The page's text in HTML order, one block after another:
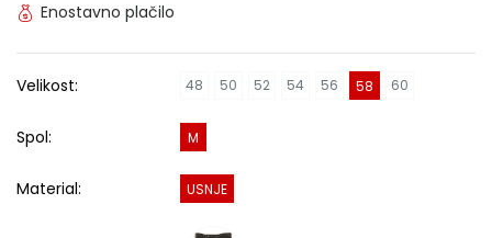
Enostavno plačilo
Velikost: 48 50 52 54 56 58 60
Spol: M
Material: USNJE